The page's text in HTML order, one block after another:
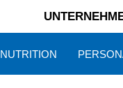
NUTRITION